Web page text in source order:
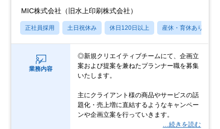
MIC株式会社（旧水上印刷株式会社）
正社員採用 土日祝休み 休日120日以上 産休・育休あり
業務内容
◎新規クリエイティブチームにて、企画立
案および提案を兼ねたプランナー職を募集
いたします。
主にクライアント様の商品やサービスの話
題化・売上増に直結するようなキャンペー
ンや企画立案を行っていきます。
…続きを読む